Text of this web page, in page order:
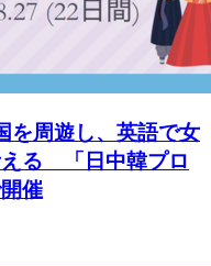
を周遊し、英語で女
える 「日中韓プロ
催